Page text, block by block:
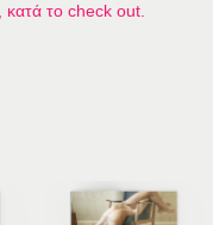
το check out.